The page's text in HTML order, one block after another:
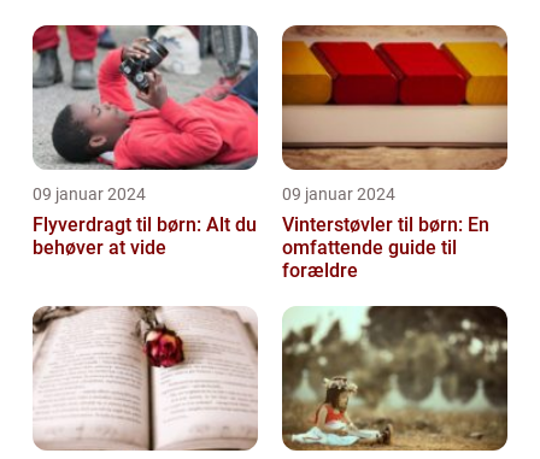
09 januar 2024
Flyverdragt til børn: Alt du
behøver at vide
09 januar 2024
Vinterstøvler til børn: En
omfattende guide til
forældre